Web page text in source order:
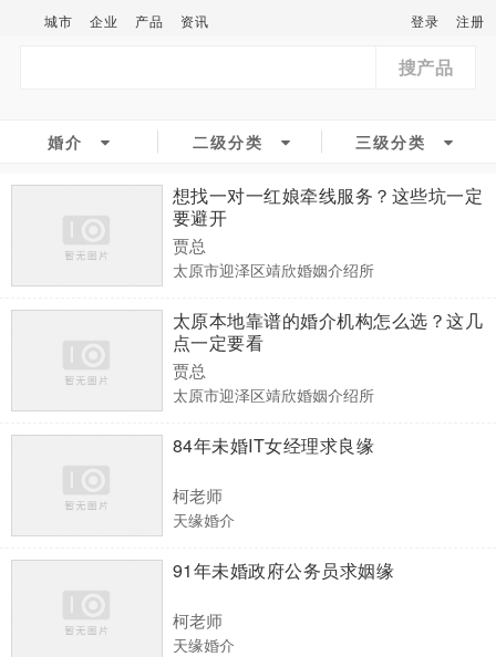
城市 企业 产品 资讯 登录 注册
搜产品
婚介 二级分类 三级分类
想找一对一红娘牵线服务？这些坑一定
要避开
贾总
太原市迎泽区靖欣婚姻介绍所
太原本地靠谱的婚介机构怎么选？这几
点一定要看
贾总
太原市迎泽区靖欣婚姻介绍所
84年未婚IT女经理求良缘
柯老师
天缘婚介
91年未婚政府公务员求姻缘
柯老师
天缘婚介